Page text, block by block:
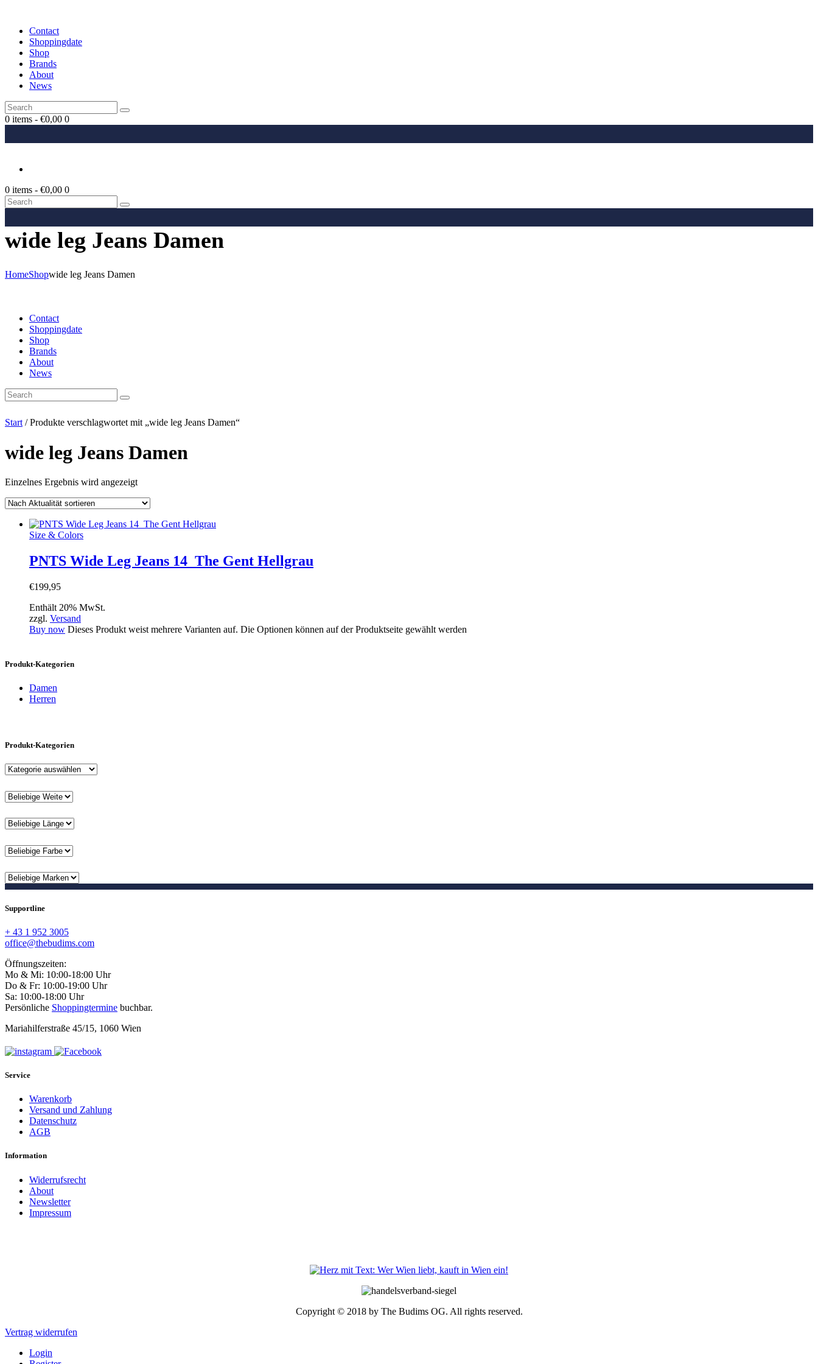
Contact
Shoppingdate
Shop
Brands
About
News
0 items - €0,00 0
0 items - €0,00 0
wide leg Jeans Damen
HomeShopwide leg Jeans Damen
Contact
Shoppingdate
Shop
Brands
About
News
Start / Produkte verschlagwortet mit „wide leg Jeans Damen“
wide leg Jeans Damen
Einzelnes Ergebnis wird angezeigt
Size & Colors
PNTS Wide Leg Jeans 14_The Gent Hellgrau
€199,95
Enthält 20% MwSt.
zzgl. Versand
Buy now Dieses Produkt weist mehrere Varianten auf. Die Optionen können auf der Produktseite gewählt werden
Produkt-Kategorien
Damen
Herren
Produkt-Kategorien
Supportline
+ 43 1 952 3005
office@thebudims.com
Öffnungszeiten:
Mo & Mi: 10:00-18:00 Uhr
Do & Fr: 10:00-19:00 Uhr
Sa: 10:00-18:00 Uhr
Persönliche Shoppingtermine buchbar.
Mariahilferstraße 45/15, 1060 Wien
Service
Warenkorb
Versand und Zahlung
Datenschutz
AGB
Information
Widerrufsrecht
About
Newsletter
Impressum
Copyright © 2018 by The Budims OG. All rights reserved.
Vertrag widerrufen
Login